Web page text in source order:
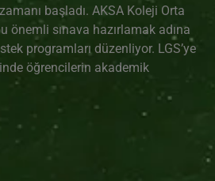
başladı. AKSA Koleji Orta
önemli sınava hazırlamak adına
programları düzenliyor. LGS’ye
öğrencilerin akademik